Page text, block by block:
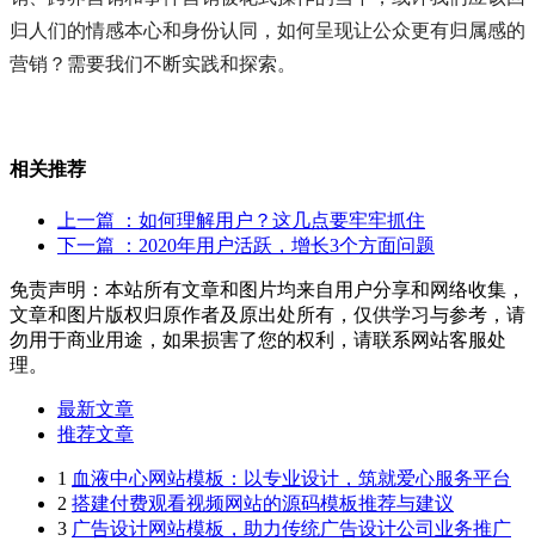
归人们的情感本心和身份认同，如何呈现让公众更有归属感的
营销？需要我们不断实践和探索。
相关推荐
上一篇
：如何理解用户？这几点要牢牢抓住
下一篇
：2020年用户活跃，增长3个方面问题
免责声明：本站所有文章和图片均来自用户分享和网络收集，
文章和图片版权归原作者及原出处所有，仅供学习与参考，请
勿用于商业用途，如果损害了您的权利，请联系网站客服处
理。
最新文章
推荐文章
1 血液中心网站模板：以专业设计，筑就爱心服务平台
2 搭建付费观看视频网站的源码模板推荐与建议
3 广告设计网站模板，助力传统广告设计公司业务推广